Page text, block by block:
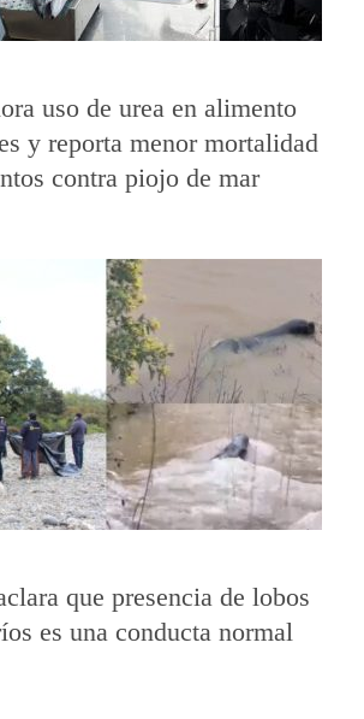
uso de urea en alimento
y reporta menor mortalidad
contra piojo de mar
que presencia de lobos
es una conducta normal